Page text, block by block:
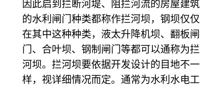
因此启到拦断河堤、阻拦河流的房屋建筑
的水利闸门种类都称作拦河坝，钢坝仅仅
在其中这种种类，液太升降机坝、翻板闸
门、合叶坝、钢制闸门等都可以通称为拦
河坝。拦河坝要依据开发设计的目地不一
样，视详细情况而定。通常为水利水电工